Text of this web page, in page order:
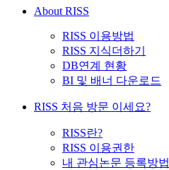
About RISS
RISS 이용방법
RISS 지식더하기
DB연계 현황
BI 및 배너 다운로드
RISS 처음 방문 이세요?
RISS란?
RISS 이용권한
내 관심논문 등록방법